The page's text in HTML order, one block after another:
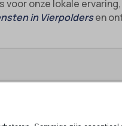
onze lokale
in Vierpoldersen
voor alles wat met